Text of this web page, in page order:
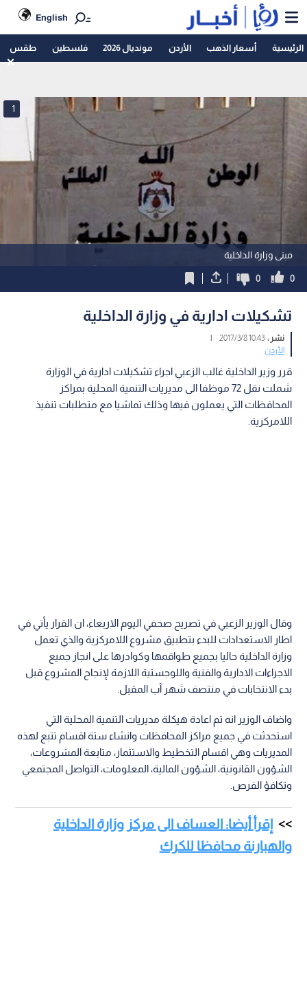
English
الرئيسية أسعار الذهب الأردن مونديال 2026 فلسطين طقس
مبنى وزارة الداخلية
1
0
0
تشكيلات ادارية في وزارة الداخلية
نشر :10:43 2017/3/8
|
الأردن
قرر وزير الداخلية غالب الزعبي اجراء تشكيلات ادارية في الوزارة
شملت نقل 72 موظفا الى مديريات التنمية المحلية بمراكز
المحافظات التي يعملون فيها وذلك تماشيا مع متطلبات تنفيذ
اللامركزية.
وقال الوزير الزعبي في تصريح صحفي اليوم الاربعاء، ان القرار يأتي في
اطار الاستعدادات للبدء بتطبيق مشروع اللامركزية والذي تعمل
وزارة الداخلية حاليا بجميع طواقمها وكوادرها على انجاز جميع
الاجراءات الادارية والفنية واللوجستية اللازمة لإنجاح المشروع قبل
بدء الانتخابات في منتصف شهر آب المقبل.
واضاف الوزير انه تم اعادة هيكلة مديريات التنمية المحلية التي
استحدثت في جميع مراكز المحافظات وانشاء ستة اقسام تتبع لهذه
المديريات وهي اقسام التخطيط والاستثمار، متابعة المشروعات،
الشؤون القانونية، الشؤون المالية، المعلومات، التواصل المجتمعي
وتكافؤ الفرص.
إقرأ أيضا: العساف الى مركز وزارة الداخلية
والهبارنة محافظا للكرك